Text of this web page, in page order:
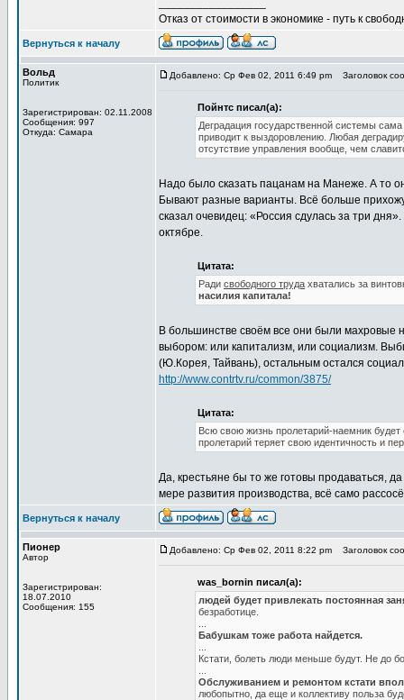
Отказ от стоимости в экономике - путь к
Вернуться к началу
Вольд
Политик
Зарегистрирован: 02.11.2008
Сообщения: 997
Откуда: Самара
Добавлено: Ср Фев 02, 2011 6:49 pm Заголовок
Пойнтс писал(а):
Деградация государственной системы
приводит к выздоровлению. Любая
отсутствие управления вообще, чем
Надо было сказать пацанам на Манеже. А то
Бывают разные варианты. Всё больше
сказал очевидец: «Россия сдулась за три
октябре.
Цитата:
Ради свободного труда хватались за
насилия капитала!
В большинстве своём все они были махровые
выбором: или капитализм, или социализм.
(Ю.Корея, Тайвань), остальным остался
http://www.contrtv.ru/common/3875/
Цитата:
Всю свою жизнь пролетарий-наемник
пролетарий теряет свою идентичность и
Да, крестьяне бы то же готовы продаваться,
мере развития производства, всё само
Вернуться к началу
Пионер
Автор
Зарегистрирован:
18.07.2010
Сообщения: 155
Добавлено: Ср Фев 02, 2011 8:22 pm Заголовок
was_bornin писал(а):
людей будет привлекать постоянная
безработице.
Бабушкам тоже работа найдется.
Кстати, болеть люди меньше будут. Не до
Обслуживанием и ремонтом кстати
любопытно, да еще и коллективу польза